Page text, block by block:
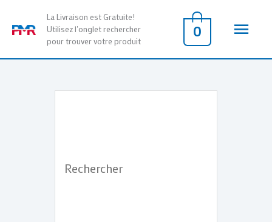
La Livraison est Gratuite!
Utilisez l'onglet rechercher
pour trouver votre produit
0